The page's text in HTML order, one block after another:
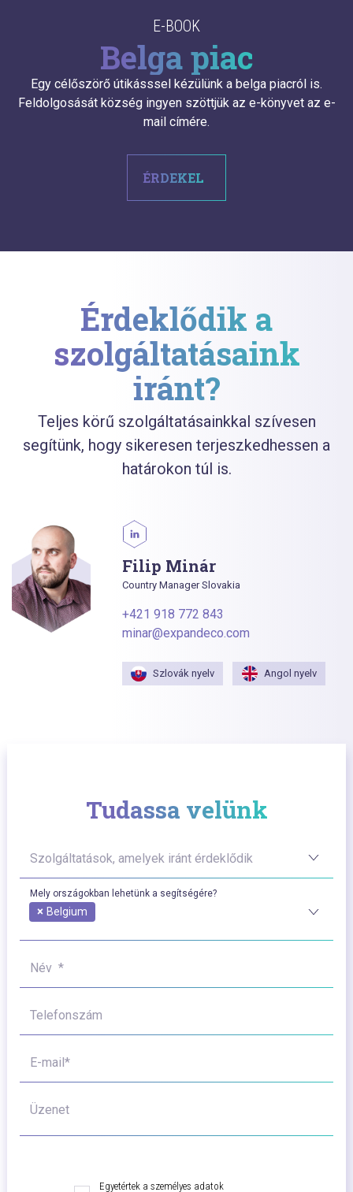
E-BOOK
Belga piac
Egy célőszörő útikásssel kézülünk a belga piacról is.
Feldolgosását község ingyen szöttjük az e-könyvet az e-
mail címére.
ÉRDEKEL
Érdeklődik a
szolgáltatásaink
iránt?
Teljes körű szolgáltatásainkkal szívesen
segítünk, hogy sikeresen terjeszkedhessen a
határokon túl is.
Filip Minár
Country Manager Slovakia
+421 918 772 843
minar@expandeco.com
Szlovák nyelv Angol nyelv
Tudassa velünk
Szolgáltatások, amelyek iránt érdeklődik
Mely országokban lehetünk a segítségére?
× Belgium
Név *
Telefonszám
E-mail*
Üzenet
Egyetértek a személyes adatok